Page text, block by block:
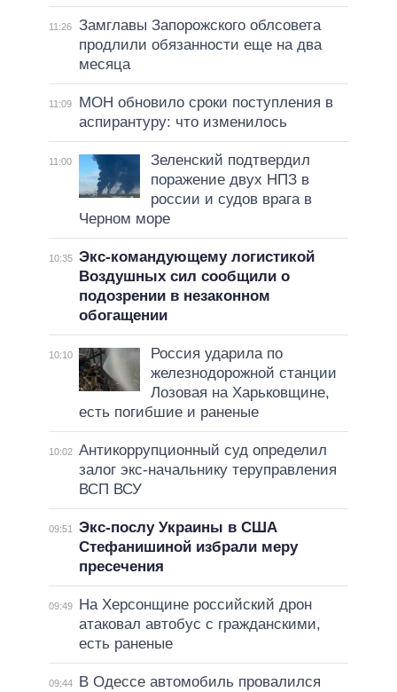
11:26
Замглавы Запорожского облсовета
продлили обязанности еще на два
месяца
11:09
МОН обновило сроки поступления в
аспирантуру: что изменилось
11:00
Зеленский подтвердил
поражение двух НПЗ в
россии и судов врага в
Черном море
10:35 Экс-командующему логистикой
Воздушных сил сообщили о
подозрении в незаконном
обогащении
10:10
Россия ударила по
железнодорожной станции
Лозовая на Харьковщине,
есть погибшие и раненые
10:02 Антикоррупционный суд определил
залог экс-начальнику теруправления
ВСП ВСУ
09:51
Экс-послу Украины в США
Стефанишиной избрали меру
пресечения
09:49
На Херсонщине российский дрон
атаковал автобус с гражданскими,
есть раненые
09:44
В Одессе автомобиль провалился